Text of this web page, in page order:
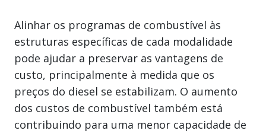
Alinhar os programas de combustível às
estruturas específicas de cada modalidade
pode ajudar a preservar as vantagens de
custo, principalmente à medida que os
preços do diesel se estabilizam. O aumento
dos custos de combustível também está
contribuindo para uma menor capacidade de